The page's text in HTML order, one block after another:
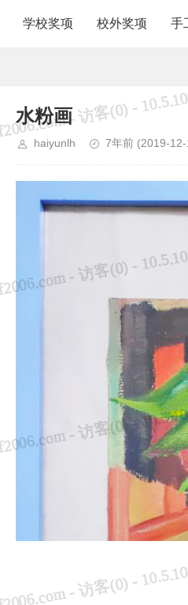
学校奖项 校外奖项 手
水粉画
haiyunlh 7年前 (2019-